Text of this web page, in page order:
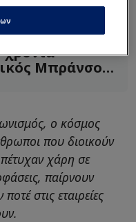
NBA οι Νικς
-
Μπράνσον!
ο κόσμος
που διοικούν
χάρη σε
παίρνουν
στις εταιρείες